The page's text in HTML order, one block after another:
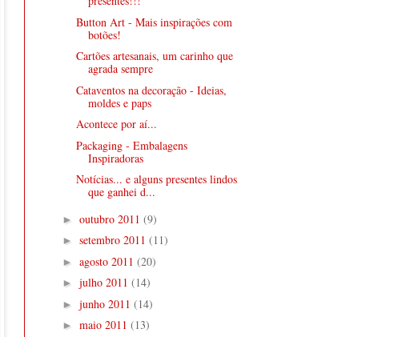
Button Art - Mais inspirações com
botões!
Cartões artesanais, um carinho que
agrada sempre
Cataventos na decoração - Ideias,
moldes e paps
Acontece por aí...
Packaging - Embalagens
Inspiradoras
Notícias... e alguns presentes lindos
que ganhei d...
► outubro 2011 (9)
► setembro 2011 (11)
► agosto 2011 (20)
► julho 2011 (14)
► junho 2011 (14)
► maio 2011 (13)